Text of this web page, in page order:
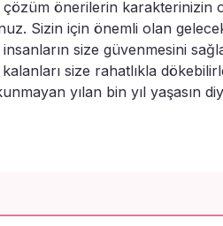
çözüm önerilerin karakterinizin
Sizin için önemli olan
size güvenmesini
kalanları size rahatlıkla
yılan bin yıl yaşasın